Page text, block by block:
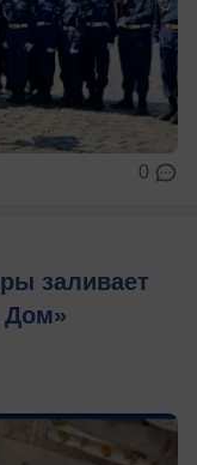
0
заливает
Дом»